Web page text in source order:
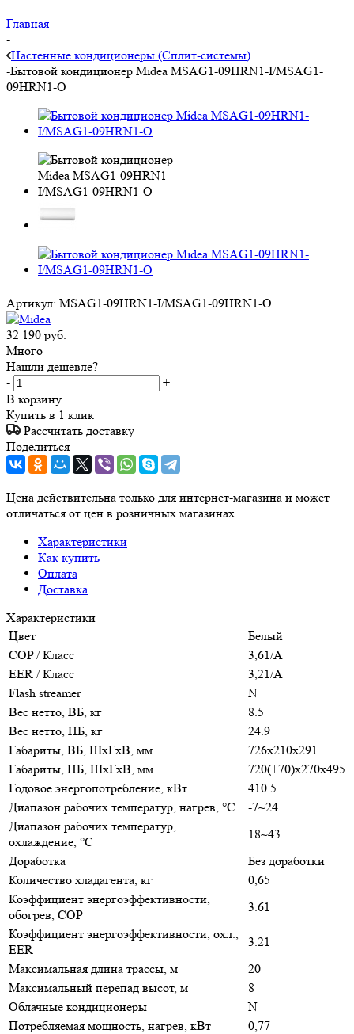
Главная
-
Настенные кондиционеры (Сплит-системы)
-Бытовой кондиционер Midea MSAG1-09HRN1-I/MSAG1-
09HRN1-O
Артикул: MSAG1-09HRN1-I/MSAG1-09HRN1-O
32 190 руб.
Много
Нашли дешевле?
-
+
В корзину
Купить в 1 клик
Рассчитать доставку
Поделиться
Цена действительна только для интернет-магазина и может
отличаться от цен в розничных магазинах
Характеристики
Как купить
Оплата
Доставка
Характеристики
Цвет
Белый
COP / Класс
3,61/A
EER / Класс
3,21/A
Flash streamer
N
Вес нетто, ВБ, кг
8.5
Вес нетто, НБ, кг
24.9
Габариты, ВБ, ШхГхВ, мм
726x210x291
Габариты, НБ, ШхГхВ, мм
720(+70)x270x495
Годовое энергопотребление, кВт
410.5
Диапазон рабочих температур, нагрев, °C
-7~24
Диапазон рабочих температур,
охлаждение, °C
18~43
Доработка
Без доработки
Количество хладагента, кг
0,65
Коэффициент энергоэффективности,
обогрев, COP
3.61
Коэффициент энергоэффективности, охл.,
EER
3.21
Максимальная длина трассы, м
20
Максимальный перепад высот, м
8
Облачные кондиционеры
N
Потребляемая мощность, нагрев, кВт
0,77